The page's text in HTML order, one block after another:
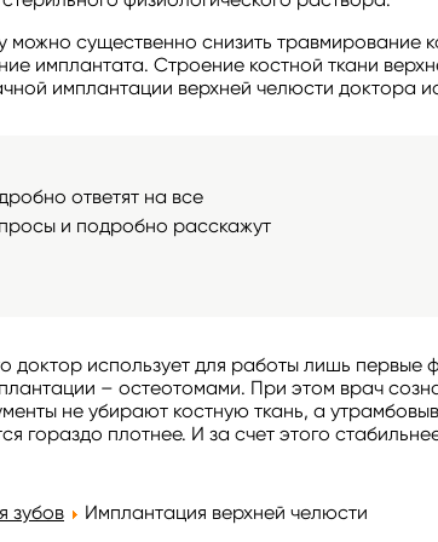
можно существенно снизить травмирование
имплантата. Строение костной ткани
имплантации верхней челюсти доктора
ответят на все
и подробно расскажут
доктор использует для работы лишь
– остеотомами. При этом врач
не убирают костную ткань, а
гораздо плотнее. И за счет этого
зубов Имплантация верхней челюсти